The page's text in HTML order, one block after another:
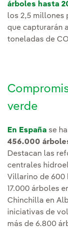
árboles hasta
los 2,5 millones
que capturarán
toneladas de
verde
En España se
456.000
Destacan las
centrales
Villarino de 600
17.000 árboles
Chinchilla en
iniciativas de
más de 6.800